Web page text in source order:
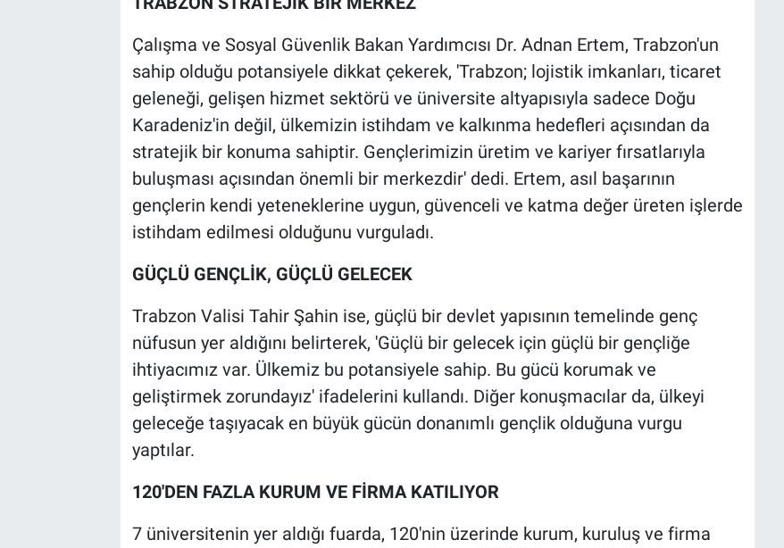
Çalışma ve Sosyal Güvenlik Bakan Yardımcısı Dr. Adnan Ertem, Trabzon'un
sahip olduğu potansiyele dikkat çekerek, 'Trabzon; lojistik imkanları, ticaret
geleneği, gelişen hizmet sektörü ve üniversite altyapısıyla sadece Doğu
Karadeniz'in değil, ülkemizin istihdam ve kalkınma hedefleri açısından da
stratejik bir konuma sahiptir. Gençlerimizin üretim ve kariyer fırsatlarıyla
buluşması açısından önemli bir merkezdir' dedi. Ertem, asıl başarının
gençlerin kendi yeteneklerine uygun, güvenceli ve katma değer üreten işlerde
istihdam edilmesi olduğunu vurguladı.
GÜÇLÜ GENÇLİK, GÜÇLÜ GELECEK
Trabzon Valisi Tahir Şahin ise, güçlü bir devlet yapısının temelinde genç
nüfusun yer aldığını belirterek, 'Güçlü bir gelecek için güçlü bir gençliğe
ihtiyacımız var. Ülkemiz bu potansiyele sahip. Bu gücü korumak ve
geliştirmek zorundayız' ifadelerini kullandı. Diğer konuşmacılar da, ülkeyi
geleceğe taşıyacak en büyük gücün donanımlı gençlik olduğuna vurgu
yaptılar.
120'DEN FAZLA KURUM VE FİRMA KATILIYOR
7 üniversitenin yer aldığı fuarda, 120'nin üzerinde kurum, kuruluş ve firma